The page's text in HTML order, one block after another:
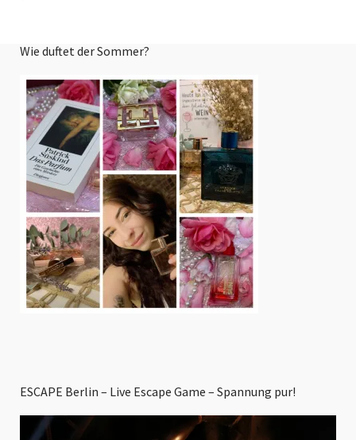
Wie duftet der Sommer?
ESCAPE Berlin – Live Escape Game – Spannung pur!